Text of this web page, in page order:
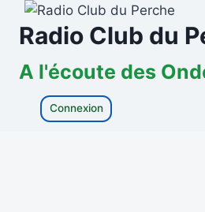
Aller
Radio Club du
A l'écoute des
Connexion